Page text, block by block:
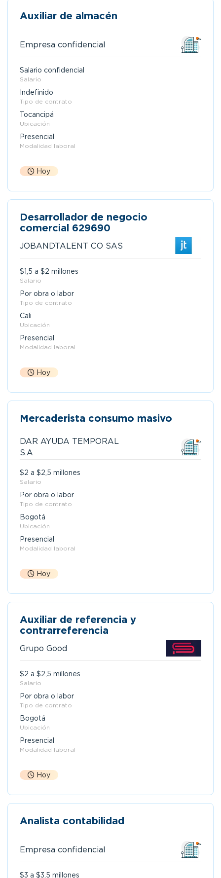
Auxiliar de almacén
Empresa confidencial
Salario confidencial
Salario
Indefinido
Tipo de contrato
Tocancipá
Ubicación
Presencial
Modalidad laboral
Hoy
Desarrollador de negocio
comercial 629690
JOBANDTALENT CO SAS
$1,5 a $2 millones
Salario
Por obra o labor
Tipo de contrato
Cali
Ubicación
Presencial
Modalidad laboral
Hoy
Mercaderista consumo masivo
DAR AYUDA TEMPORAL
S.A
$2 a $2,5 millones
Salario
Por obra o labor
Tipo de contrato
Bogotá
Ubicación
Presencial
Modalidad laboral
Hoy
Auxiliar de referencia y
contrarreferencia
Grupo Good
$2 a $2,5 millones
Salario
Por obra o labor
Tipo de contrato
Bogotá
Ubicación
Presencial
Modalidad laboral
Hoy
Analista contabilidad
Empresa confidencial
$3 a $3,5 millones